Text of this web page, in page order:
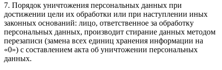
7. Порядок уничтожения персональных данных при
достижении цели их обработки или при наступлении иных
законных оснований: лицо, ответственное за обработку
персональных данных, производит стирание данных методом
перезаписи (замена всех единиц хранения информации на
«0») с составлением акта об уничтожении персональных
данных.